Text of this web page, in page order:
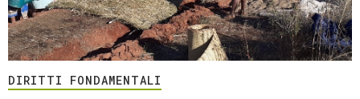
DIRITTI FONDAMENTALI